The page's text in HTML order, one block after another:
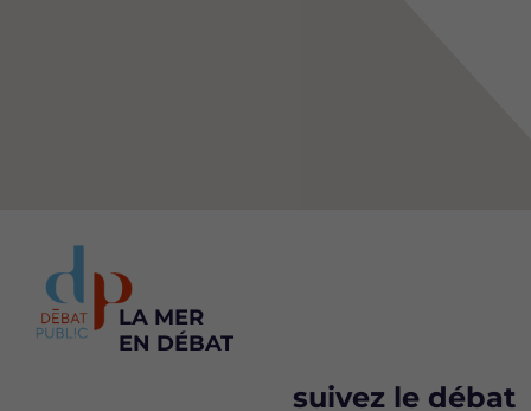
LA MER
EN DÉBAT
suivez le débat